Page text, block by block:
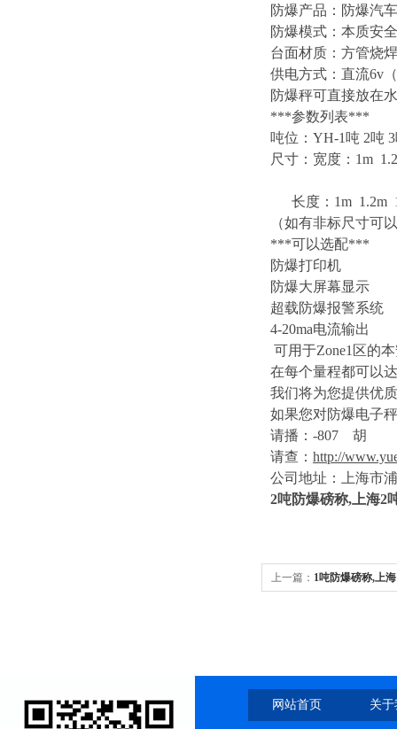
防爆产品：防爆汽
防爆模式：本质安
台面材质：方管烧
供电方式：直流6v （
防爆秤可直接放在
***参数列表***
吨位： YH-1 吨 2吨 3
尺寸：宽度： 1m
长度： 1m 1.2m
（如有非标尺寸可
***可以选配***
防爆打印机
防爆大屏幕显示
超载防爆报警系统
4-20ma电流输出
可用于Zone1 区的
在每个量程都可以
我们将为您提供优
如果您对防爆电子
请播： -807 胡
请查： http://
公司地址：上海市
2吨防爆磅称, 上海2
上一篇： 1吨防爆磅称,上
网站首页 关